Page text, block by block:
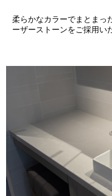
柔らかなカラーでまとまっ
ーザーストーンをご採用い